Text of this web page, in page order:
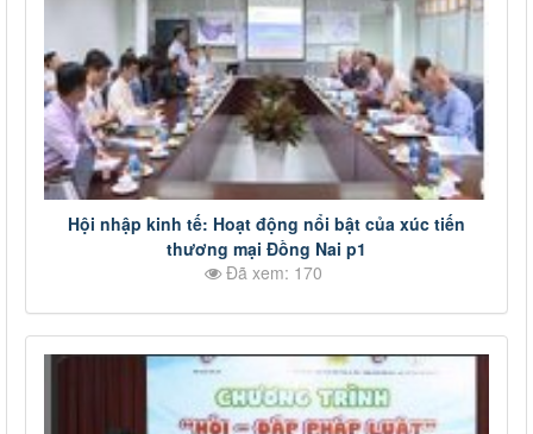
Hội nhập kinh tế: Hoạt động nổi bật của xúc tiến
thương mại Đồng Nai p1
Đã xem: 170